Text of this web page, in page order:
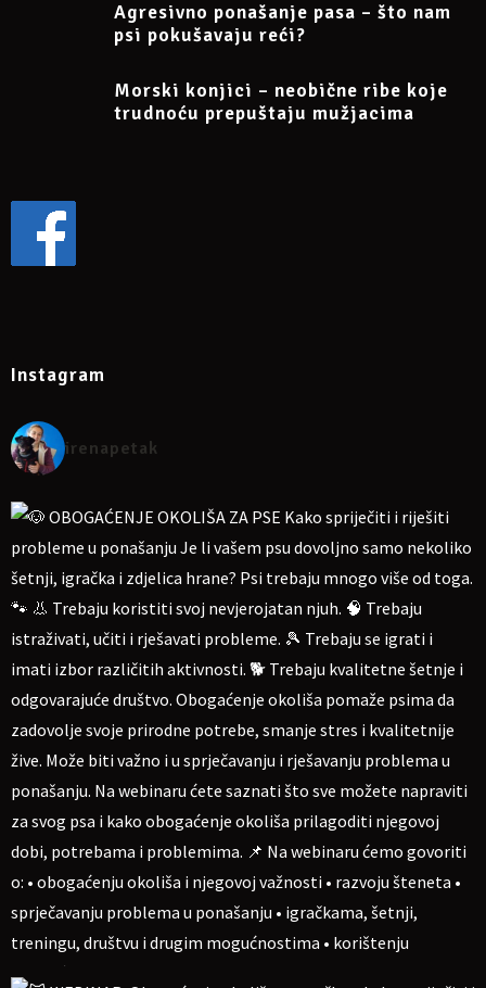
Agresivno ponašanje pasa – što nam
psi pokušavaju reći?
Morski konjici – neobične ribe koje
trudnoću prepuštaju mužjacima
Instagram
irenapetak